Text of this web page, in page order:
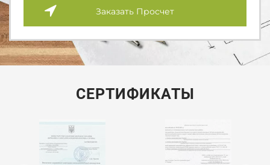
Заказать Просчет
СЕРТИФИКАТЫ